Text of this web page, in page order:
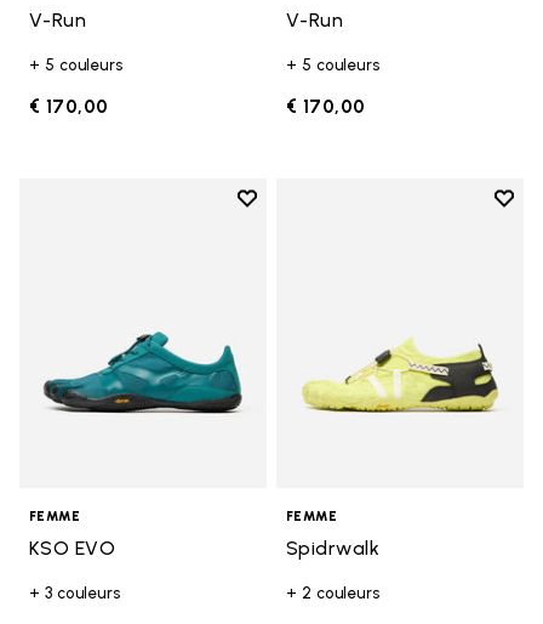
V-Run
+ 5 couleurs
€ 170,00
V-Run
+ 5 couleurs
€ 170,00
Add to wishlist
FEMME
KSO EVO
+ 3 couleurs
Add
FEMME
Spidrwalk
+ 2 couleurs